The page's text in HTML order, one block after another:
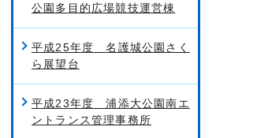
公園多目的広場競技運営棟
平成25年度 名護城公園さく
ら展望台
平成23年度 浦添大公園南エ
ントランス管理事務所